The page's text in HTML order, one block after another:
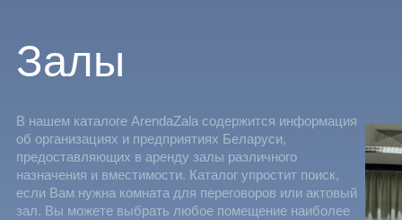
Залы
В нашем каталоге ArendaZala содержится информация
об организациях и предприятиях Беларуси,
предоставляющих в аренду залы различного
назначения и вместимости. Каталог упростит поиск,
если Вам нужна комната для переговоров или актовый
зал. Вы можете выбрать любое помещение наиболее